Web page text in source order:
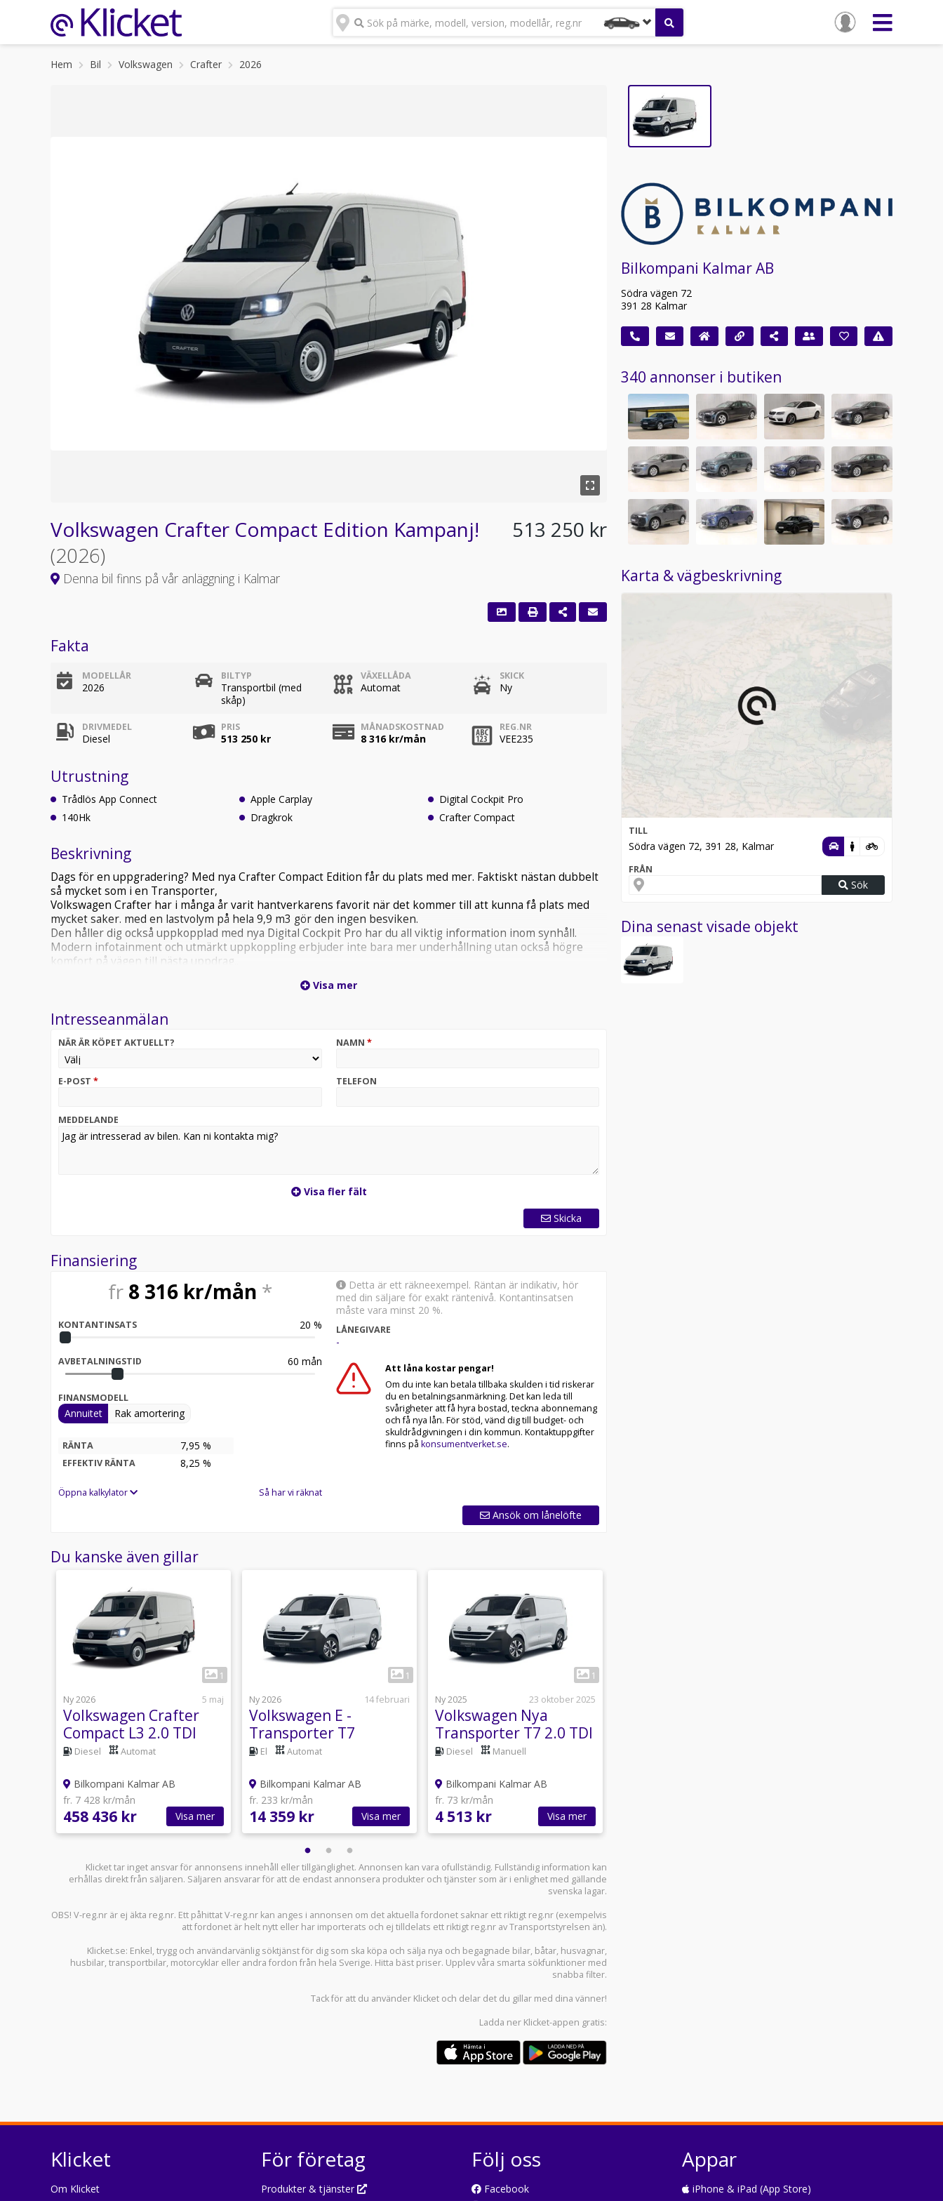
Sök på märke, modell, version, modellår, reg.nr
Hem Bil Volkswagen Crafter 2026
Volkswagen Crafter Compact Edition Kampanj!
(2026)
Denna bil finns på vår anläggning i Kalmar
513 250 kr
Fakta
MODELLÅR
2026
BILTYP
Transportbil (med
skåp)
VÄXELLÅDA
Automat
SKICK
Ny
DRIVMEDEL
Diesel
PRIS
513 250 kr
MÅNADSKOSTNAD
8 316kr/mån
REG.NR
VEE235
Utrustning
Trådlös App Connect
140Hk
Apple Carplay
Dragkrok
Digital Cockpit Pro
Crafter Compact
Beskrivning
Dags för en uppgradering? Med nya Crafter Compact Edition får du plats med mer. Faktiskt nästan dubbelt
så mycket som i en Transporter,
Volkswagen Crafter har i många år varit hantverkarens favorit när det kommer till att kunna få plats med
mycket saker. med en lastvolym på hela 9,9 m3 gör den ingen besviken.
Den håller dig också uppkopplad med nya Digital Cockpit Pro har du all viktig information inom synhåll.
Modern infotainment och utmärkt uppkoppling erbjuder inte bara mer underhållning utan också högre
komfort på vägen till nästa uppdrag..
För mer information och offert kontakta oss på Volkswagen transportbilar Bilkompani Kalmar, Södra Vägen
Visa mer
Intresseanmälan
NÄR ÄR KÖPET AKTUELLT? NAMN *
E-POST * TELEFON
MEDDELANDE
Visa fler fält
Skicka
Finansiering
fr 8 316kr/mån *
KONTANTINSATS 20 %
AVBETALNINGSTID 60 mån
FINANSMODELL
Annuitet Rak amortering
RÄNTA 7,95 %
EFFEKTIV RÄNTA 8,25 %
Öppna kalkylator Så har vi räknat
Detta är ett räkneexempel. Räntan är indikativ, hör
med din säljare för exakt räntenivå. Kontantinsatsen
måste vara minst 20 %.
LÅNEGIVARE
-
Att låna kostar pengar!
Om du inte kan betala tillbaka skulden i tid riskerar
du en betalningsanmärkning. Det kan leda till
svårigheter att få hyra bostad, teckna abonnemang
och få nya lån. För stöd, vänd dig till budget- och
skuldrådgivningen i din kommun. Kontaktuppgifter
finns på konsumentverket.se.
Ansök om lånelöfte
Du kanske även gillar
1
Ny 2026
5 maj
Volkswagen Crafter
Compact L3 2.0 TDI
140hk Automat
Diesel Automat
Bilkompani Kalmar AB
fr. 7 428 kr/mån
458 436 kr Visa mer
1
Ny 2026
14 februari
Volkswagen E -
Transporter T7
Business-Lease
El Automat
Bilkompani Kalmar AB
fr. 233 kr/mån
14 359 kr Visa mer
1
Ny 2025
23 oktober 2025
Volkswagen Nya
Transporter T7 2.0 TDI
från 3610:- ex moms
Diesel Manuell
Bilkompani Kalmar AB
fr. 73 kr/mån
4 513 kr Visa mer
Klicket tar inget ansvar för annonsens innehåll eller tillgänglighet. Annonsen kan vara ofullständig. Fullständig information kan
erhållas direkt från säljaren. Säljaren ansvarar för att de endast annonsera produkter och tjänster som är i enlighet med gällande
svenska lagar.
OBS! V-reg.nr är ej äkta reg.nr. Ett påhittat V-reg.nr kan anges i annonsen om det aktuella fordonet saknar ett riktigt reg.nr (exempelvis
att fordonet är helt nytt eller har importerats och ej tilldelats ett riktigt reg.nr av Transportstyrelsen än).
Klicket.se: Enkel, trygg och användarvänlig söktjänst för dig som ska köpa och sälja nya och begagnade bilar, båtar, husvagnar,
husbilar,transportbilar, motorcyklar eller andra fordon från hela Sverige. Hitta bäst priser. Upplev våra smarta sökfunktioner med
snabba filter.
Tack för att du använder Klicket och delar det du gillar med dina vänner!
Ladda ner Klicket-appen gratis:
Bilkompani Kalmar AB
Södra vägen 72
391 28 Kalmar
340 annonser i butiken
Karta & vägbeskrivning
TILL
Södra vägen 72, 391 28, Kalmar
FRÅN
Sök
Dina senast visade objekt
Klicket
Om Klicket
För företag
Produkter & tjänster
Följ oss
Facebook
Appar
iPhone & iPad (App Store)